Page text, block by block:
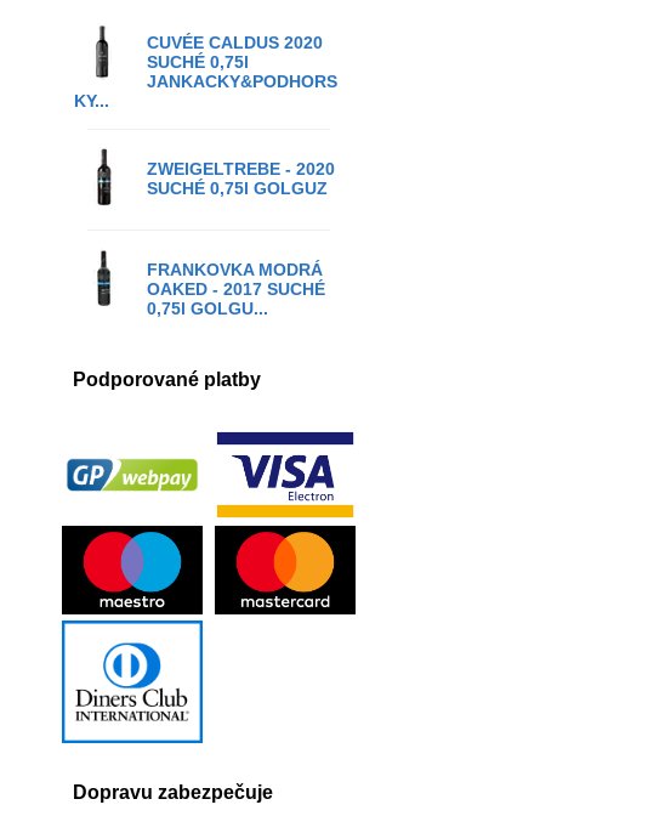
CUVÉE CALDUS 2020
SUCHÉ 0,75l
JANKACKY&PODHORS
KY...
ZWEIGELTREBE - 2020
SUCHÉ 0,75l GOLGUZ
FRANKOVKA MODRÁ
OAKED - 2017 SUCHÉ
0,75l GOLGU...
Podporované platby
Dopravu zabezpečuje